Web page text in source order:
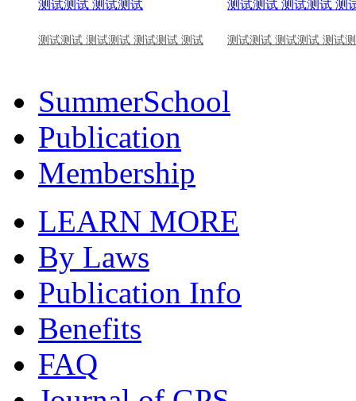
测试测试 测试测试 测试测试 测试 测试测试 测试测试 测试
SummerSchool
Publication
Membership
LEARN MORE
By Laws
Publication Info
Benefits
FAQ